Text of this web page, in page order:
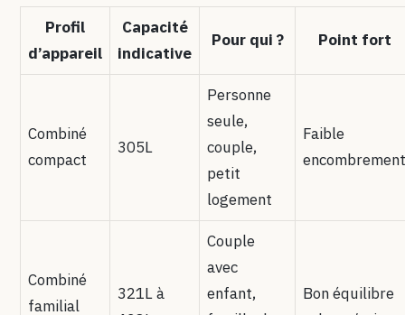
Profil
d’appareil
Capacité
indicative
Pour qui ? Point fort
Combiné
compact
305L
Personne
seule,
couple,
petit
logement
Faible
Combiné
familial
321L à
Couple
avec
enfant,
Bon équilibre